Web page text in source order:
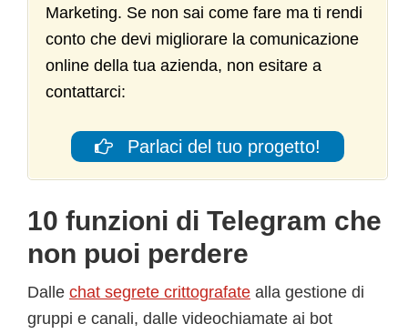
Marketing. Se non sai come fare ma ti rendi
conto che devi migliorare la comunicazione
online della tua azienda, non esitare a
contattarci:
Parlaci del tuo progetto!
10 funzioni di Telegram che
non puoi perdere
Dalle chat segrete crittografate alla gestione di
gruppi e canali, dalle videochiamate ai bot